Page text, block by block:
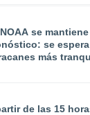
se
se
más
de las 15